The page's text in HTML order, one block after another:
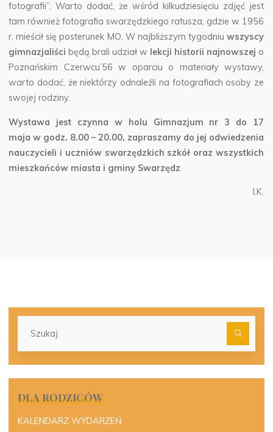
fotografii”. Warto dodać, że wśród kilkudziesięciu zdjęć jest
tam również fotografia swarzędzkiego ratusza, gdzie w 1956
r. mieścił się posterunek MO. W najbliższym tygodniuwszyscy
gimnazjaliści będą brali udział w lekcji historii najnowszej o
Poznańskim Czerwcu’56 w oparciu o materiały wystawy,
warto dodać, że niektórzy odnaleźli na fotografiach osoby ze
swojej rodziny.
Wystawa jest czynna w holu Gimnazjum nr 3 do 17
maja w godz. 8.00 – 20.00, zapraszamy do jej odwiedzenia
nauczycieli i uczniów swarzędzkich szkół oraz wszystkich
mieszkańców miasta i gminy Swarzędz
I.K.
DLA RODZICÓW
KALENDARZ WYDARZEŃ